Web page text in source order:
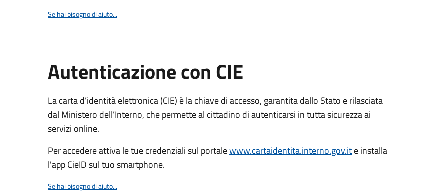
Se hai bisogno di aiuto...
Autenticazione con CIE
La carta d’identità elettronica (CIE) è la chiave di accesso, garantita dallo Stato e rilasciata
dal Ministero dell’Interno, che permette al cittadino di autenticarsi in tutta sicurezza ai
servizi online.
Per accedere attiva le tue credenziali sul portalewww.cartaidentita.interno.gov.ite installa
l'app CieID sul tuo smartphone.
Se hai bisogno di aiuto...